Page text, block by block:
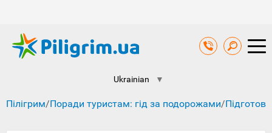
Ukrainian ▼
Пілігрим/Поради туристам: гід за подорожами/